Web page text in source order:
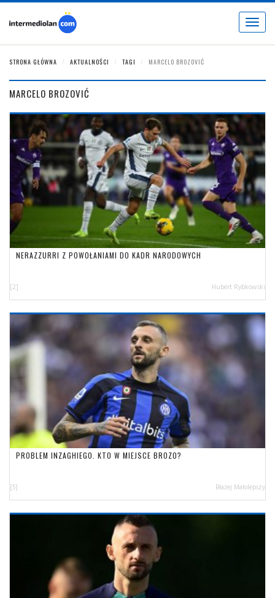
Toggle
STRONA GŁÓWNA AKTUALNOŚCI TAGI MARCELO BROZOVIĆ
MARCELO BROZOVIĆ
NERAZZURRI Z POWOŁANIAMI DO KADR NARODOWYCH
[2] Hubert Rybkowski
PROBLEM INZAGHIEGO. KTO W MIEJSCE BROZO?
[5] Błażej Małolepszy